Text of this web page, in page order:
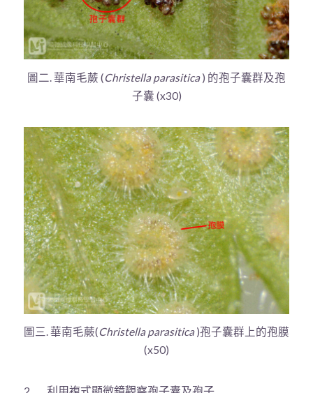
圖二. 華南毛蕨 (Christella parasitica) 的孢子囊群及孢
子囊 (x30)
圖三. 華南毛蕨(Christella parasitica)孢子囊群上的孢膜
(x50)
2. 利用複式顯微鏡觀察孢子囊及孢子